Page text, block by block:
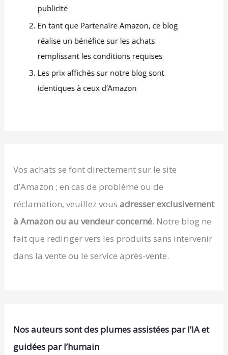
Vos achats se font directement sur le site
d’Amazon ; en cas de problème ou de
réclamation, veuillez vousadresser exclusivement
à Amazon ou au vendeur concerné. Notre blog ne
fait que rediriger vers les produits sans intervenir
dans la vente ou le service après-vente.
Nos auteurs sont des plumes assistées par l’IA et
guidées par l’humain